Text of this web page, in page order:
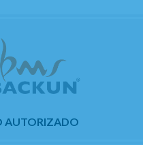
AUTORIZADO